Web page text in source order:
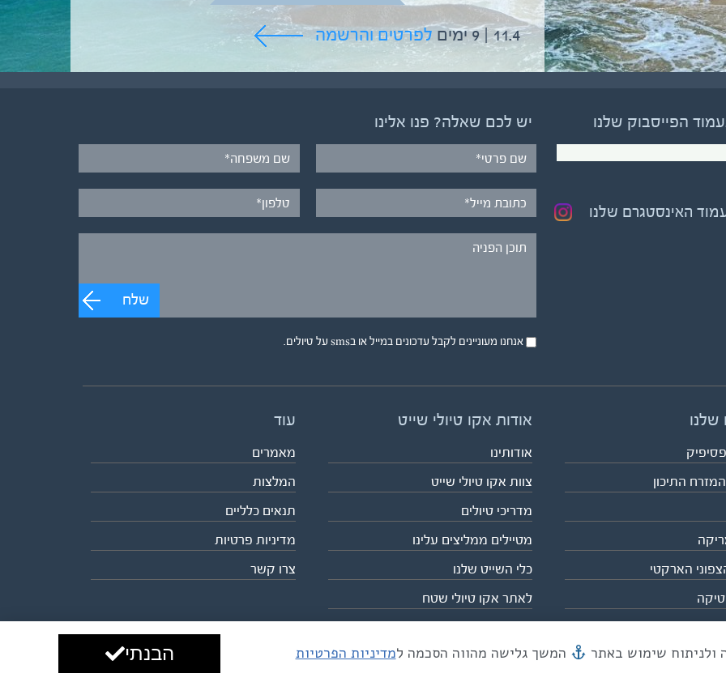
11.4 | 9 ימים לפרטים והרשמה 5.6 | 12 ימים לפרטים והרשמה
הפייסבוק שלנו
האינסטגרם שלנו
יש לכם שאלה? פנו אלינו
שלח
אנחנו מעוניינים לקבל עדכונים במייל או בsms על טיולים.
שלנו
התיכון
הארקטי
אודות אקו טיולי שייט
אודותינו
צוות אקו טיולי שייט
מדריכי טיולים
מטיילים ממליצים עלינו
כלי השייט שלנו
לאתר אקו טיולי שטח
עוד
מאמרים
המלצות
תנאים כלליים
מדיניות פרטיות
צרו קשר
מייל mail@eco.co.il | כתובתנו המסגר 55, תל אביב עיצוב ופיתוח: ביבר גלובל
המשך גלישה מהווה הסכמה למדיניות הפרטיות הבנתי